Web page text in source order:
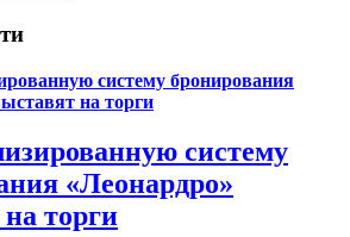
систему
«Леонардро»
торги